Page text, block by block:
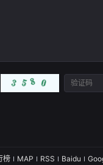
榜 MAP RSS Baidu